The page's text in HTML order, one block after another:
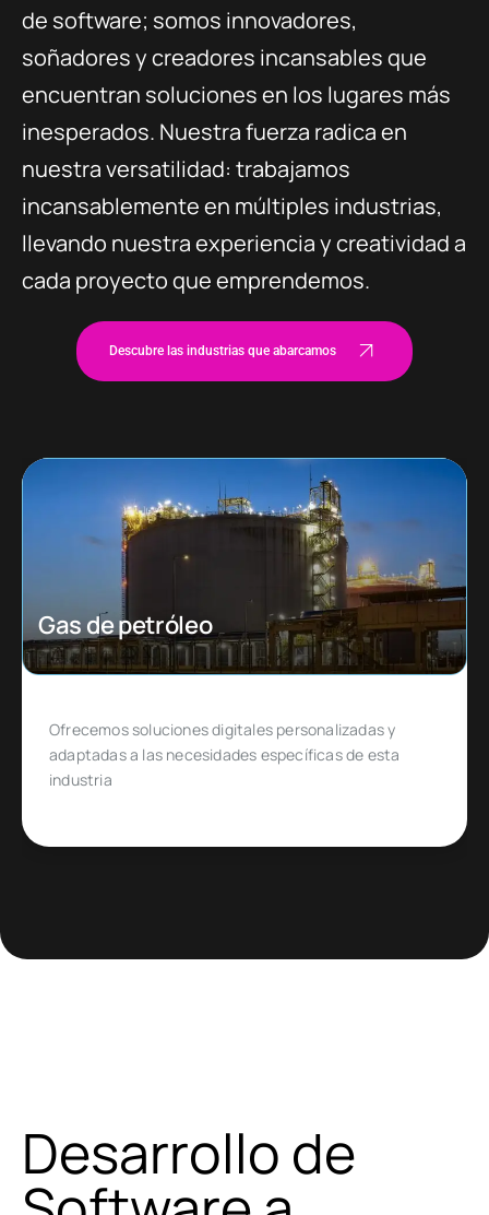
de software; somos innovadores,
soñadores y creadores incansables que
encuentran soluciones en los lugares más
inesperados. Nuestra fuerza radica en
nuestra versatilidad: trabajamos
incansablemente en múltiples industrias,
llevando nuestra experiencia y creatividad a
cada proyecto que emprendemos.
Descubre las industrias que abarcamos
Ecommerce
Diseñado para emprendedores y empresas que
quieren ingresar o expandirse en un mercado de
comercio electrónico muy específico
Desarrollo de